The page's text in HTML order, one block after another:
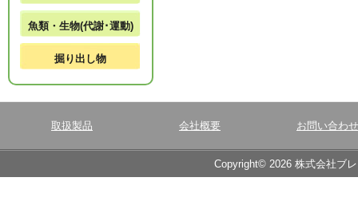
魚類・生物(代謝･運動)
掘り出し物
取扱製品 会社概要 お問い合わせ
Copyright© 2026 株式会社ブ